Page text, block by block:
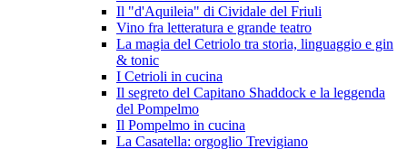
Il "d'Aquileia" di Cividale del Friuli
Vino fra letteratura e grande teatro
La magia del Cetriolo tra storia, linguaggio e gin
& tonic
I Cetrioli in cucina
Il segreto del Capitano Shaddock e la leggenda
del Pompelmo
Il Pompelmo in cucina
La Casatella: orgoglio Trevigiano